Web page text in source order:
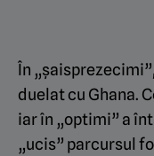
În
duelat cu Ghana.
iar în „optimi” a
„ucis” parcursul